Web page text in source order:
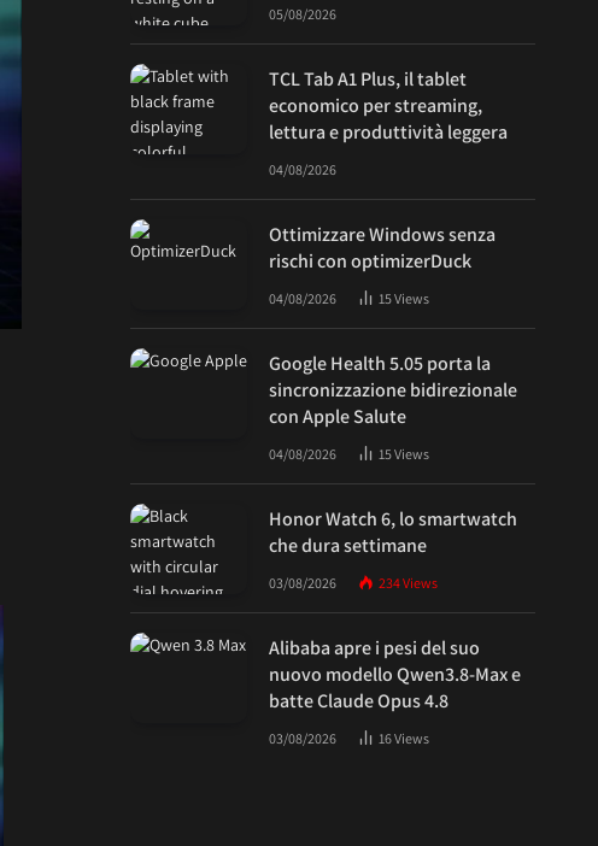
05/08/2026
TCL Tab A1 Plus, il tablet
economico per streaming,
lettura e produttività leggera
04/08/2026
Ottimizzare Windows senza
rischi con optimizerDuck
04/08/2026 15Views
Google Health 5.05 porta la
sincronizzazione bidirezionale
con Apple Salute
04/08/2026 15Views
Honor Watch 6, lo smartwatch
che dura settimane
03/08/2026 234Views
Alibaba apre i pesi del suo
nuovo modello Qwen3.8-Max e
batte Claude Opus 4.8
03/08/2026 16Views